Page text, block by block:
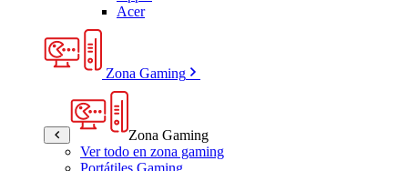
Acer
Zona Gaming
Zona Gaming
Ver todo en zona gaming
Portátiles Gaming